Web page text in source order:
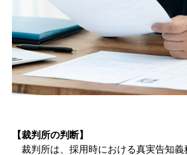
【裁判所の判断】
裁判所は、採用時における真実告知義